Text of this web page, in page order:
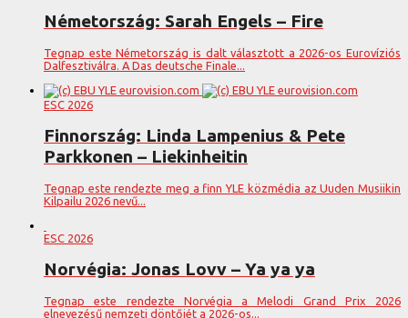
Németország: Sarah Engels – Fire
Tegnap este Németország is dalt választott a 2026-os Eurovíziós
Dalfesztiválra. A Das deutsche Finale...
ESC 2026
Finnország: Linda Lampenius & Pete
Parkkonen – Liekinheitin
Tegnap este rendezte meg a finn YLE közmédia az Uuden Musiikin
Kilpailu 2026 nevű...
ESC 2026
Norvégia: Jonas Lovv – Ya ya ya
Tegnap este rendezte Norvégia a Melodi Grand Prix 2026
elnevezésű nemzeti döntőjét a 2026-os...